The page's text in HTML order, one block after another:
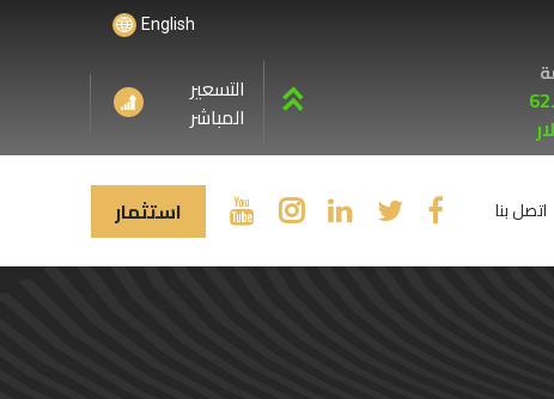
English
التسعير
المباشر
اتصل بنا استثمار